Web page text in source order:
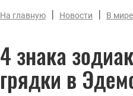
На главную | Новости | В мире
4 знака
грядки в